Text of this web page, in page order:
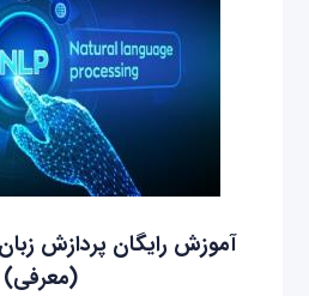
آموزش رایگان پردازش
(معرفی)